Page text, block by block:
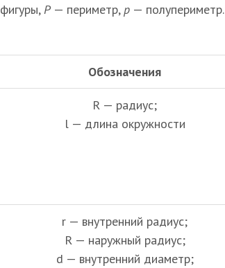
P— периметр,p — полупериметр.
Обозначения
R — радиус;
l — длина окружности
r — внутренний радиус;
R — наружный радиус;
d — внутренний диаметр;